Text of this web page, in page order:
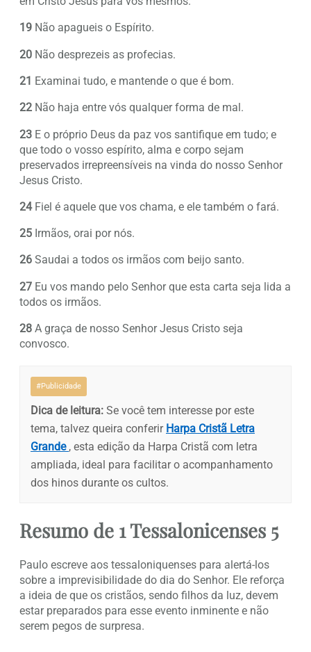
19 Não apagueis o Espírito.
20 Não desprezeis as profecias.
21 Examinai tudo, e mantende o que é bom.
22 Não haja entre vós qualquer forma de mal.
23 E o próprio Deus da paz vos santifique em tudo; e
que todo o vosso espírito, alma e corpo sejam
preservados irrepreensíveis na vinda do nosso Senhor
Jesus Cristo.
24Fiel é aquele que vos chama, e ele também o fará.
25 Irmãos, orai por nós.
26 Saudai a todos os irmãos com beijo santo.
27 Eu vos mando pelo Senhor que esta carta seja lida a
todos os irmãos.
28 A graça de nosso Senhor Jesus Cristo seja
convosco.
#Publicidade
Dica de leitura: Se você tem interesse por este
tema, talvez queira conferir Harpa Cristã Letra
Grande , esta edição da Harpa Cristã com letra
ampliada, ideal para facilitar o acompanhamento
dos hinos durante os cultos.
Resumo de 1 Tessalonicenses 5
Paulo escreve aos tessaloniquenses para alertá-los
sobre a imprevisibilidade do dia do Senhor. Ele reforça
a ideia de que os cristãos, sendo filhos da luz, devem
estar preparados para esse evento inminente e não
serem pegos de surpresa.